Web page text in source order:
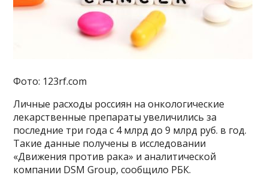
Фото: 123rf.com
Личные расходы россиян на онкологические
лекарственные препараты увеличились за
последние три года с 4 млрд до 9 млрд руб. в год.
Такие данные получены в исследовании
«Движения против рака» и аналитической
компании DSM Group, сообщило РБК.